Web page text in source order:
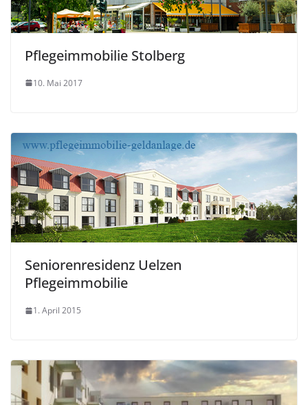
Pflegeimmobilie Stolberg
10. Mai 2017
Seniorenresidenz Uelzen
Pflegeimmobilie
1. April 2015